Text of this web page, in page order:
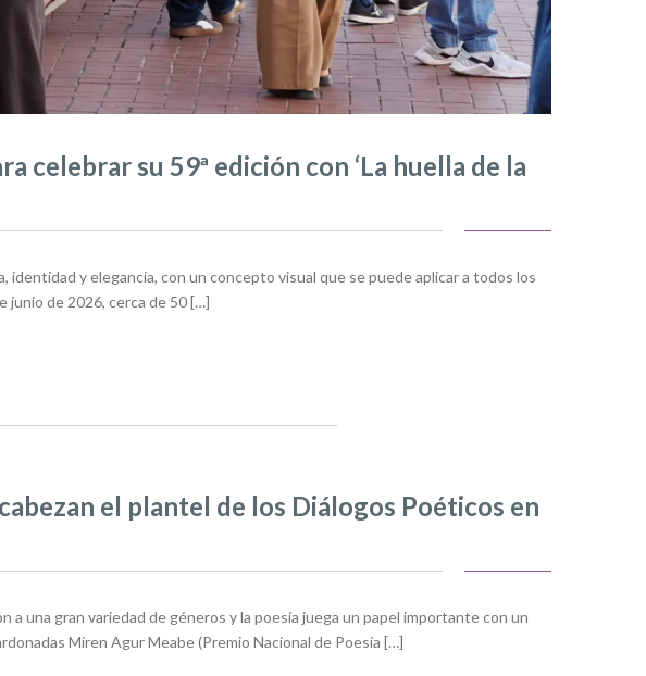
celebrar su 59ª edición con ‘La huella de la
y elegancia, con un concepto visual que se puede aplicar a todos los
junio de 2026, cerca de 50 […]
el plantel de los Diálogos Poéticos en
a una gran variedad de géneros y la poesía juega un papel importante con un
Miren Agur Meabe (Premio Nacional de Poesía […]